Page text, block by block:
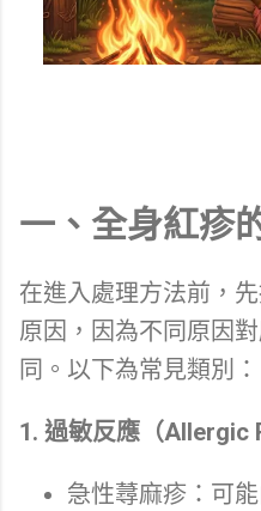
一、全身紅疹
在進入處理方法前，
原因，因為不同原因
同。以下為常見類別：
1. 過敏反應（Allergic
急性蕁麻疹：可